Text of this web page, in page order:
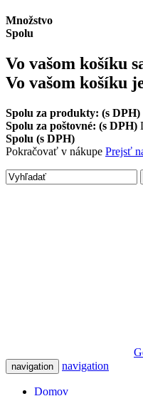
Množstvo
Spolu
Vo vašom košíku
Vo vašom košíku
Spolu za produkty: (s DPH)
Spolu za poštovné: (s DPH)
Spolu (s DPH)
Pokračovať v nákupe Prejsť
navigation navigation
Domov